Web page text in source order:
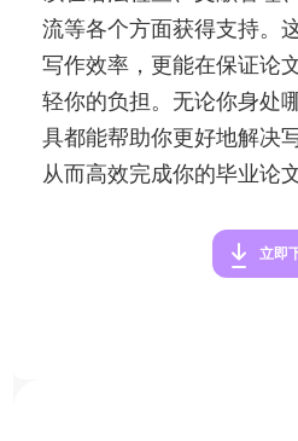
流等各个方面获得支持。
写作效率，更能在保证论
轻你的负担。无论你身处
具都能帮助你更好地解决
从而高效完成你的毕业论文
立即